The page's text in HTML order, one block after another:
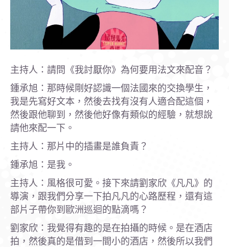
主持人：請問《我討厭你》為何要用法文來配音？
鍾承旭：那時候剛好認識一個法國來的交換學生，
我是先寫好文本，然後去找有沒有人適合配這個，
然後跟他聊到，然後他好像有類似的經驗，就想說
請他來配一下。
主持人：那片中的插畫是誰負責？
鍾承旭：是我。
主持人：風格很可愛。接下來請劉家欣《凡凡》的
導演，跟我們分享一下拍凡凡的心路歷程，還有這
部片子帶你到歐洲巡迴的點滴嗎？
劉家欣：我覺得有趣的是在拍攝的時候。是在酒店
拍，然後真的是借到一間小的酒店，然後所以我們